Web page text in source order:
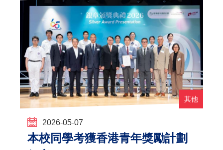
其他
2026-05-07
本校同學考獲香港青年獎勵計劃